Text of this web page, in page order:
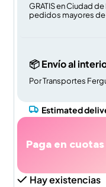
GRATIS en Ciudad de
pedidos mayores
📦 Envío al
Por Transportes
Estimated
Paga en cuotas
Hay existencias